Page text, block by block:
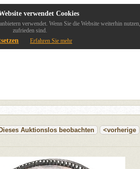
verwendet Cookies
verwendet. Wenn Sie die Website weiterhin
zufrieden sind.
Erfahren Sie mehr
Dieses Auktionslos beobachten <vorherige